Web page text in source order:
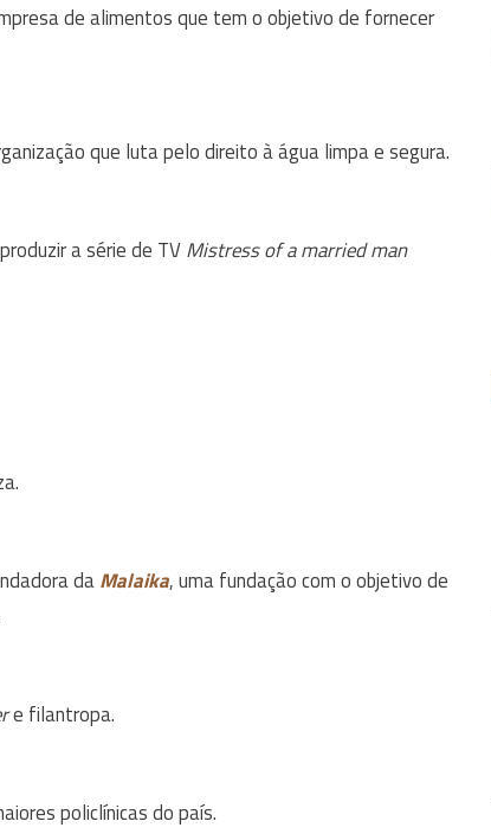
de alimentos que tem o objetivo de fornecer
que luta pelo direito à água limpa e segura.
a série de TVMistress of a married man
daMalaika, uma fundação com o objetivo de
e filantropa.
policlínicas do país.